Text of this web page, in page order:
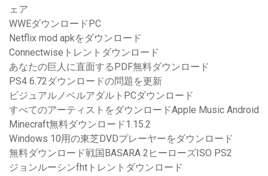
ェア
WWEダウンロードPC
Netflix mod apkをダウンロード
Connectwiseトレントダウンロード
あなたの巨人に直面するPDF無料ダウンロード
PS4 6.72ダウンロードの問題を更新
ビジュアルノベルアダルトPCダウンロード
すべてのアーティストをダウンロードApple Music Android
Minecraft無料ダウンロード1.15.2
Windows 10用の東芝DVDプレーヤーをダウンロード
無料ダウンロード戦国BASARA 2ヒーローズISO PS2
ジョンルーシンfhtトレントダウンロード